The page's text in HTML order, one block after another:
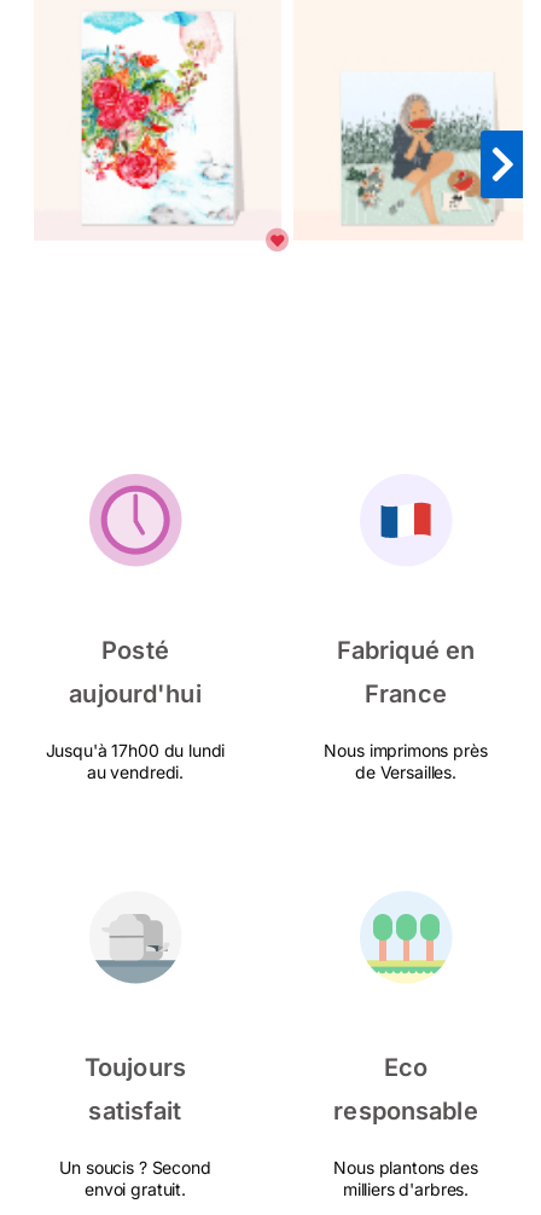
Posté
aujourd'hui
Jusqu'à 17h00 du lundi
au vendredi.
Fabriqué en
France
Nous imprimons près
de Versailles.
Toujours
satisfait
Un soucis ? Second
envoi gratuit.
Eco
responsable
Nous plantons des
milliers d'arbres.